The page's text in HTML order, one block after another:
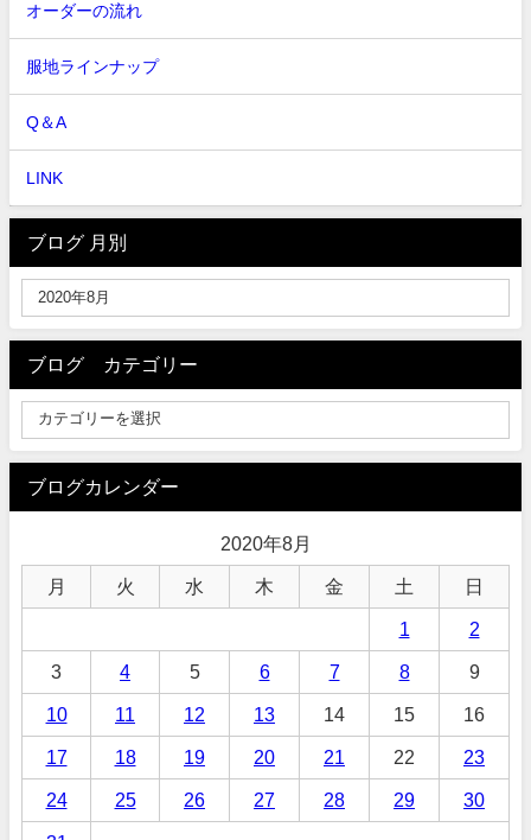
オーダーの流れ
服地ラインナップ
Q＆A
LINK
ブログ 月別
ブログ カテゴリー
ブログカレンダー
2020年8月
月 火 水 木 金 土 日
1 2
3 4 5 6 7 8 9
10 11 12 13 14 15 16
17 18 19 20 21 22 23
24 25 26 27 28 29 30